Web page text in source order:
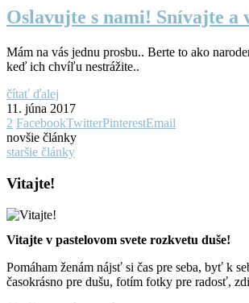
Oslavujte s nami! Snívajte a
Mám na vás jednu prosbu.. Berte to ako
keď ich chvíľu nestrážite..
čítať ďalej
11. júna 2017
2 FacebookTwitterPinterestEmail
novšie články
staršie články
Vitajte!
Vitajte v pastelovom svete rozkvetu duše!
Pomáham ženám nájsť si čas pre seba, byť k
časokrásno pre dušu, fotím fotky pre radosť,